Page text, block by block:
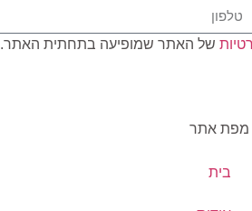
של האתר שמופיעה בתחתית האתר.
מפת אתר
בית